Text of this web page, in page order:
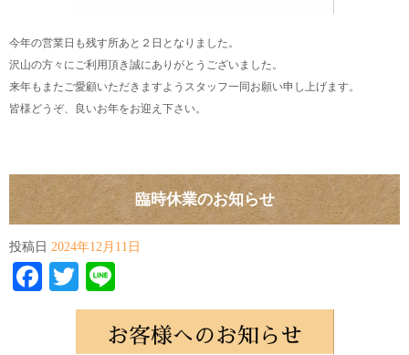
今年の営業日も残す所あと２日となりました。
沢山の方々にご利用頂き誠にありがとうございました。
来年もまたご愛顧いただきますようスタッフ一同お願い申し上げます。
皆様どうぞ、良いお年をお迎え下さい。
臨時休業のお知らせ
投稿日 2024年12月11日
Facebook
Twitter